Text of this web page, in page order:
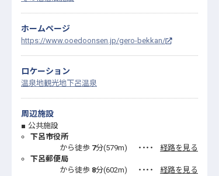
ホームページ
https://www.ooedoonsen.jp/gero-bekkan/
ロケーション
温泉地観光地下呂温泉
周辺施設
公共施設
下呂市役所
から徒歩 7分(579m) ・・・・
経路を見る
下呂郵便局
から徒歩 8分(602m) ・・・・
経路を見る